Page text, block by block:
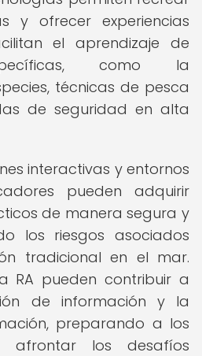
y ofrecer experiencias
el aprendizaje de
como la
técnicas de pesca
de seguridad en alta
interactivas y entornos
pueden adquirir
de manera segura y
los riesgos asociados
tradicional en el mar.
RA pueden contribuir a
de información y la
preparando a los
afrontar los desafíos